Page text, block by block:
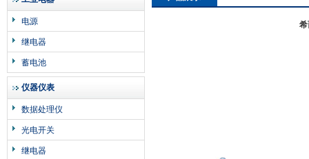
电源
继电器
蓄电池
仪器仪表
数据处理仪
光电开关
继电器